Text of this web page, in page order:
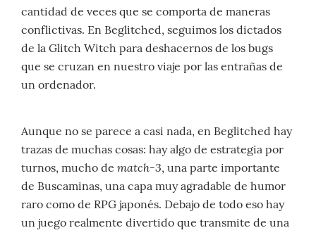
cantidad de veces que se comporta de maneras
conflictivas. En Beglitched, seguimos los dictados
de la Glitch Witch para deshacernos de los bugs
que se cruzan en nuestro viaje por las entrañas de
un ordenador.
Aunque no se parece a casi nada, en Beglitched hay
trazas de muchas cosas: hay algo de estrategia por
turnos, mucho de match-3, una parte importante
de Buscaminas, una capa muy agradable de humor
raro como de RPG japonés. Debajo de todo eso hay
un juego realmente divertido que transmite de una